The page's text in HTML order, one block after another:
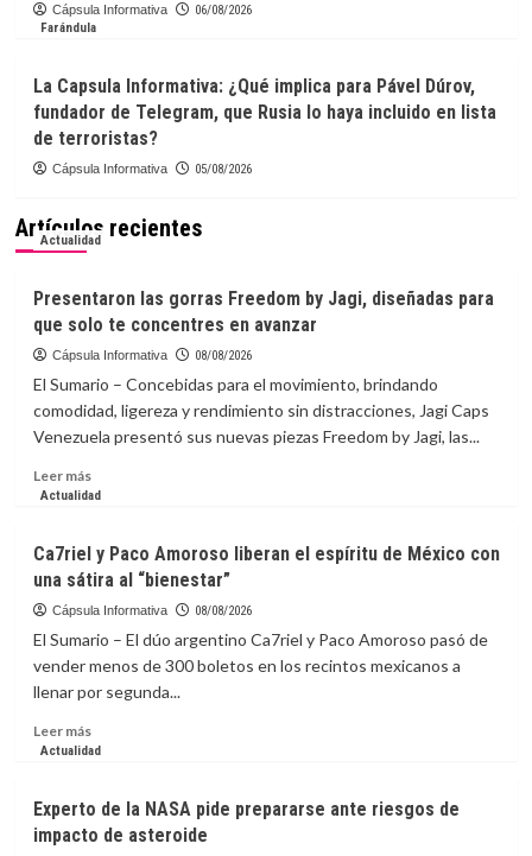
Cápsula Informativa
06/08/2026
Farándula
La Capsula Informativa: ¿Qué implica para Pável Dúrov,
fundador de Telegram, que Rusia lo haya incluido en lista
de terroristas?
Cápsula Informativa 05/08/2026
Artículos recientes
Actualidad
Presentaron las gorras Freedom by Jagi, diseñadas para
que solo te concentres en avanzar
Cápsula Informativa 08/08/2026
El Sumario – Concebidas para el movimiento, brindando
comodidad, ligereza y rendimiento sin distracciones, Jagi Caps
Venezuela presentó sus nuevas piezas Freedom by Jagi, las...
Leer másLeer
más
las
gorras
Freedom
Jagi,
diseñadas
para
solo
en
avanzar
Actualidad
Ca7riel y Paco Amoroso liberan el espíritu de México con
una sátira al “bienestar”
Cápsula Informativa 08/08/2026
El Sumario – El dúo argentino Ca7riel y Paco Amoroso pasó de
vender menos de 300 boletos en los recintos mexicanos a
llenar por segunda...
Leer másLeer
más
y
Paco
Actualidad
Experto de la NASA pide prepararse ante riesgos de
impacto de asteroide